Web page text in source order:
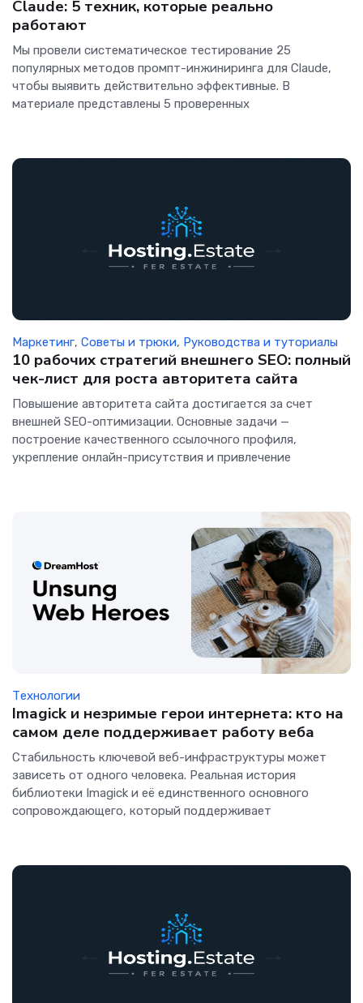
Claude: 5 техник, которые реально
работают
Мы провели систематическое тестирование 25
популярных методов промпт-инжиниринга для Claude,
чтобы выявить действительно эффективные. В
материале представлены 5 проверенных
Маркетинг, Советы и трюки, Руководства и туториалы
10 рабочих стратегий внешнего SEO: полный
чек-лист для роста авторитета сайта
Повышение авторитета сайта достигается за счет
внешней SEO-оптимизации. Основные задачи —
построение качественного ссылочного профиля,
укрепление онлайн-присутствия и привлечение
Технологии
Imagick и незримые герои интернета: кто на
самом деле поддерживает работу веба
Стабильность ключевой веб-инфраструктуры может
зависеть от одного человека. Реальная история
библиотеки Imagick и её единственного основного
сопровождающего, который поддерживает